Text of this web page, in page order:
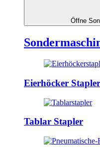
Öffne
Eierhöcker Stapler
Tablar Stapler